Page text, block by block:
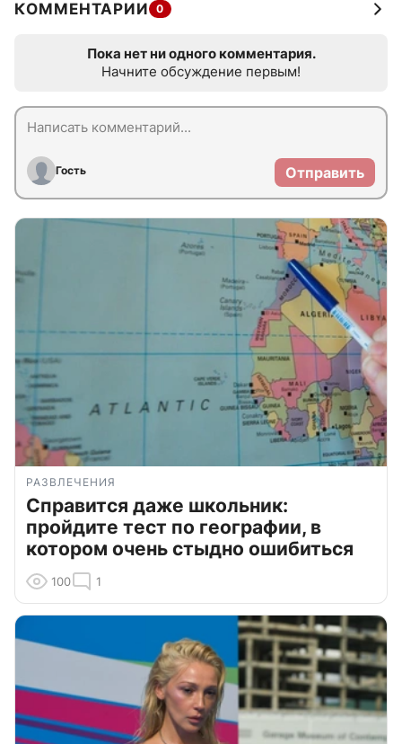
КОММЕНТАРИИ 0
Пока нет ни одного комментария.
Начните обсуждение первым!
Гость Отправить
РАЗВЛЕЧЕНИЯ
Справится даже школьник:
пройдите тест по географии, в
котором очень стыдно ошибиться
100 1